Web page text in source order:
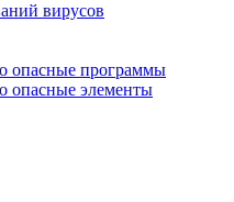
вирусов
опасные программы
опасные элементы